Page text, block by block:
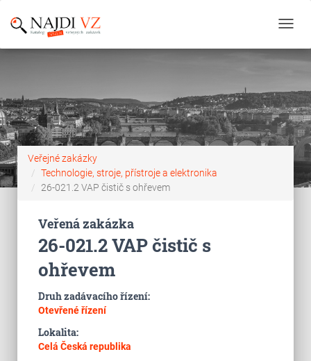
Veřejné zakázky
Technologie, stroje, přístroje a elektronika
26-021.2 VAP čistič s ohřevem
Veřená zakázka
26-021.2 VAP čistič s
ohřevem
Druh zadávacího řízení:
Otevřené řízení
Lokalita:
Celá Česká republika